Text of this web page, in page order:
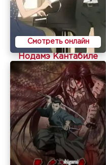
Смотреть онлайн
Нодамэ Кантабиле